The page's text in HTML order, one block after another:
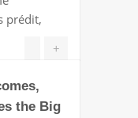
A
LES
LA
MAISON
prédit,
+
the Big